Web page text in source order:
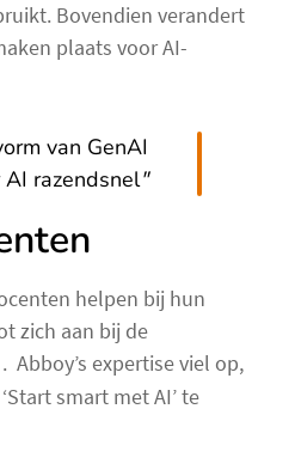
Bovendien verandert
plaats voor AI-
van GenAI
razendsnel"
helpen bij hun
zich aan bij de
. Abboy’s expertise viel op,
smart met AI’ te